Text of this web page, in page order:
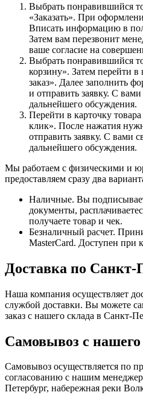
Выбрать понравившийся
«Заказать». При
Вписать информацию в
Затем вам перезвонит
ваше согласие на
Выбрать понравившийся
корзину». Затем перейти
заказ». Далее заполнить
и отправить заявку. С
дальнейшего обсуждения.
Перейти в карточку
клик». После нажатия
отправить заявку. С вами
дальнейшего обсуждения.
Мы работаем с физическими и
предоставляем сразу два
Наличные. Вы
документы,
получаете товар и чек.
Безналичный расчет.
MasterCard. Доступен при
Доставка по Санкт-
Наша компания осуществляет
службой доставки. Вы можете
заказ с нашего склада в Санкт-
Самовывоз с нашего
Самовывоз осуществляется по
согласованию с нашим
Петербург, набережная реки